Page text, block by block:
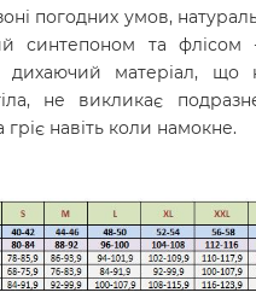
погодних умов,
синтепоном та флісом
дихаючий матеріал, що
не викликає
гріє навіть коли намокне.